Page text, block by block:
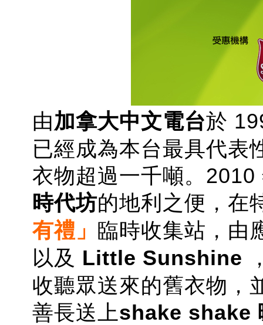
由加拿大中文電台於
已經成為本台最具代表
衣物超過一千噸。
時代坊的地利之便，在
有禮」 臨時收集站 ，由
以及 Little Sunshine
收聽眾送來的舊衣物，
善長送上shake shake